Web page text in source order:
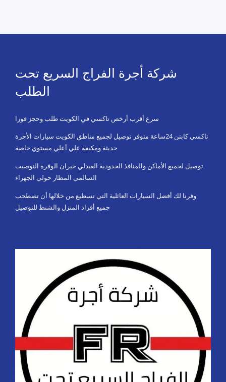
شركة أجرة الفراج السريع تحت
الطلب
سرع أقرب أرخص تاكسي في الكويت طلب وحجز فورا
تاكسي كابتن 24ساعة متوفر توصيل لجميع مناطق الكويت سيارات الأجرة
حديثة ومكيفة علي أعلي مستوي خاصة
توصيل لجميع الأماكن والمنافذ الحدودية العبدلي خيران الوفرة النوصيب
السالمي المطار حولي الجهراء
وفرنا لك أفضل السيارات العائلية التي تسطيع من خلالها أن تصطحب
جميع أفراد المنزل والشنط للتوصيل